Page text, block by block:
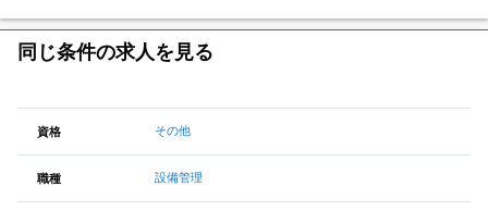
同じ条件の求人を見る
資格 その他
職種 設備管理